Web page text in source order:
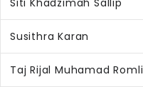
Siti Khadzimah Sallip
Susithra Karan
Taj Rijal Muhamad Romli